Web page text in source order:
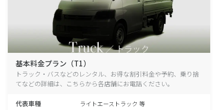
基本料金プラン（T1）
トラック・バスなどのレンタル、お得な割引料金や予約、乗り捨
てなどの詳細は、こちらから各店舗にお電話ください。
代表車種 ライトエーストラック 等